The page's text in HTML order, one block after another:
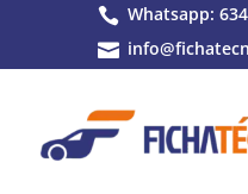
 Whatsapp:
